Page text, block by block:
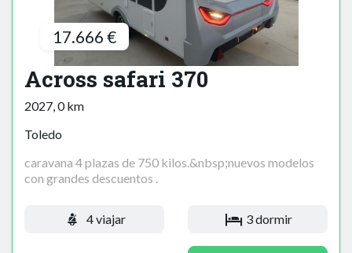
17.666 €
Across safari 370
2027, 0 km
Toledo
caravana 4 plazas de 750 kilos.&nbsp;nuevos modelos
con grandes descuentos .
4 viajar 3 dormir